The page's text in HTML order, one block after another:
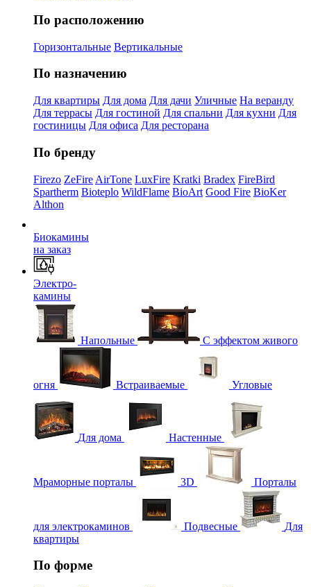
По расположению
Горизонтальные Вертикальные
По назначению
Для квартиры Для дома Для дачи Уличные На веранду
Для террасы Для гостиной Для спальни Для кухни Для
гостиницы Для офиса Для ресторана
По бренду
Firezo ZeFire AirTone LuxFire Kratki Bradex FireBird
Spartherm Bioteplo WildFlame BioArt Good Fire BioKer
Althon
Биокамины
на заказ
Электро-
камины
Напольные С эффектом живого
огня Встраиваемые Угловые
Для дома Настенные
Мраморные порталы 3D Порталы
для электрокаминов Подвесные
Для
квартиры
По форме